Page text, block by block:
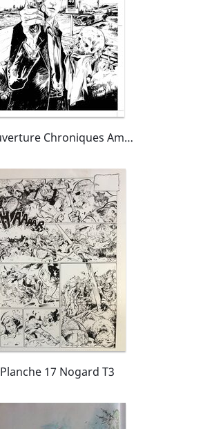
Couverture Chroniques Américaines Tome 1
Planche 17 Nogard T3